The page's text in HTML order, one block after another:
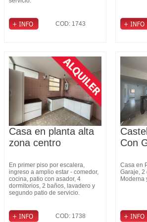
COD: 1743
Casa en planta alta
zona centro
En primer piso por escalera,
ingreso a amplio estar - comedor,
cocina, patio con asador, 4
dormitorios, 2 baños, lavadero y
segundo patio de servicio.
COD: 1738
Con
Casa en
Garaje, 2
Moderna